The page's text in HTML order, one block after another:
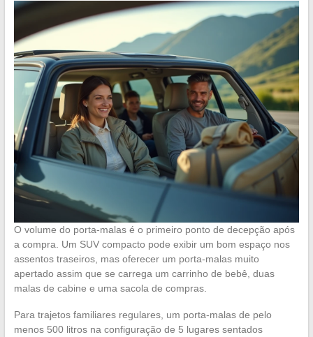
O volume do porta-malas é o primeiro ponto de decepção após
a compra. Um SUV compacto pode exibir um bom espaço nos
assentos traseiros, mas oferecer um porta-malas muito
apertado assim que se carrega um carrinho de bebê, duas
malas de cabine e uma sacola de compras.
Para trajetos familiares regulares, um porta-malas de pelo
menos 500 litros na configuração de 5 lugares sentados